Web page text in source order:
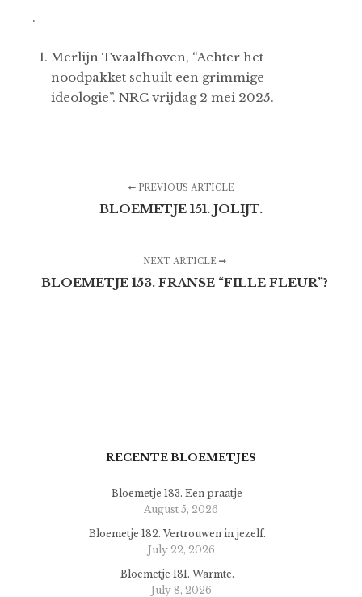
.
Merlijn Twaalfhoven, “Achter het
noodpakket schuilt een grimmige
ideologie”. NRC vrijdag 2 mei 2025.
PREVIOUS ARTICLE
BLOEMETJE 151. JOLIJT.
NEXT ARTICLE
BLOEMETJE 153. FRANSE “FILLE FLEUR”?
RECENTE BLOEMETJES
Bloemetje 183. Een praatje
August 5, 2026
Bloemetje 182. Vertrouwen in jezelf.
July 22, 2026
Bloemetje 181. Warmte.
July 8, 2026